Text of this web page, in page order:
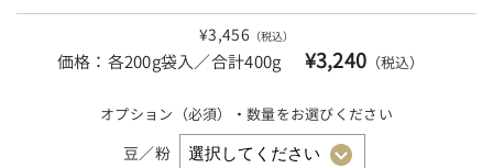
¥3,456 （税込）
価格： 各200g袋入／合計400g ¥3,240 （税込）
オプション（必須）・数量をお選びください
豆／粉